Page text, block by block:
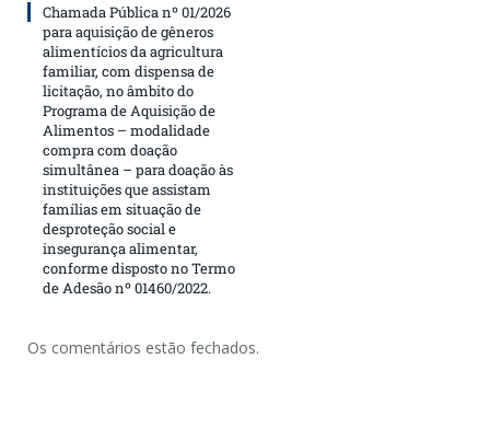
Chamada Pública nº 01/2026
para aquisição de gêneros
alimentícios da agricultura
familiar, com dispensa de
licitação, no âmbito do
Programa de Aquisição de
Alimentos – modalidade
compra com doação
simultânea – para doação às
instituições que assistam
famílias em situação de
desproteção social e
insegurança alimentar,
conforme disposto no Termo
de Adesão nº 01460/2022.
Os comentários estão fechados.